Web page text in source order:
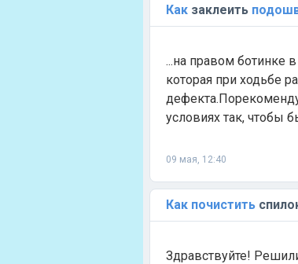
Как заклеить
...на правом ботинке
которая при ходьбе
условиях так, чтобы
09 мая, 12:40
Как почистить
Здравствуйте!